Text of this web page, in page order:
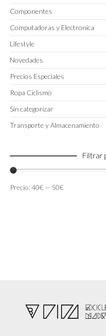
Componentes
Computadoras y Electronica
Lifestyle
Novedades
Precios Especiales
Ropa Ciclismo
Sin categorizar
Transporte y Almacenamiento
Filtrar
Precio
Precio
Precio:40€ — 50€